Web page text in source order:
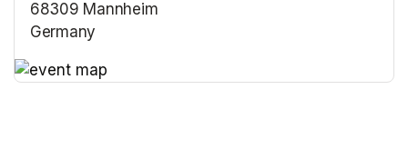
68309 Mannheim
Germany